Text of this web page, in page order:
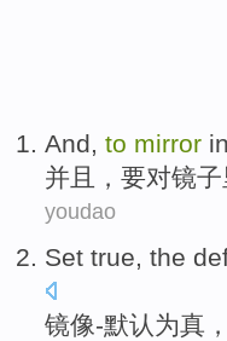
And, to mirror
并且
， 要对镜子
youdao
Set true, the
镜像-默认为真